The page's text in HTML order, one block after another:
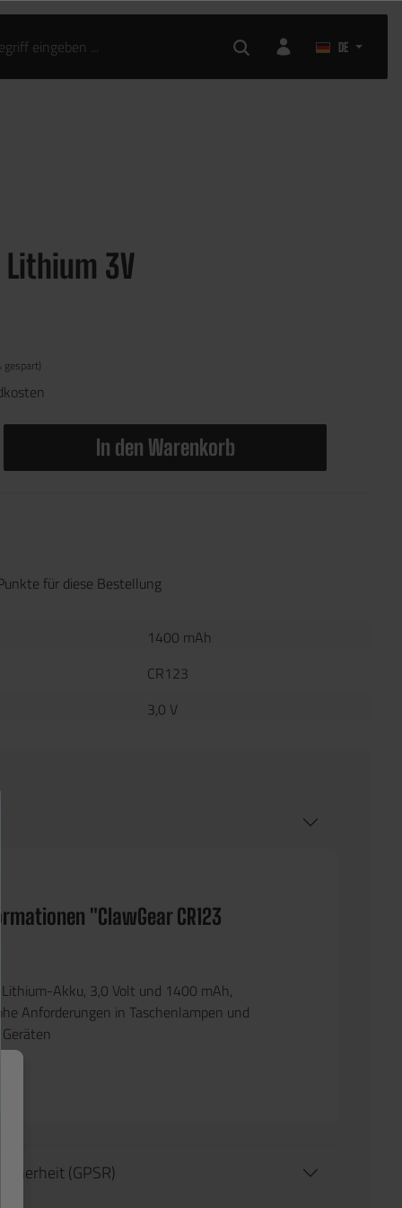
DE
Lithium 3V
gespart)
In den Warenkorb
für diese Bestellung
1400 mAh
CR123
3,0 V
"ClawGear CR123
Akku, 3,0 Volt und 1400 mAh,
Anforderungen in Taschenlampen und
(GPSR)